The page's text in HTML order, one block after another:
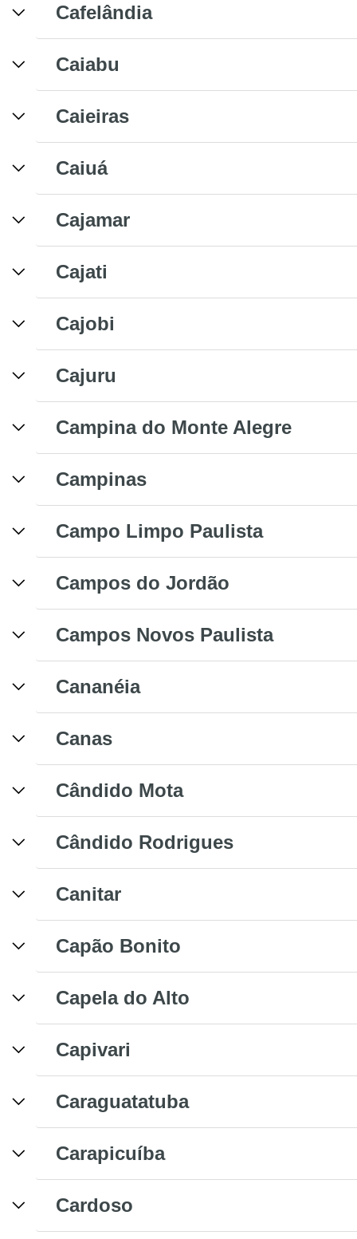
Cafelândia
Caiabu
Caieiras
Caiuá
Cajamar
Cajati
Cajobi
Cajuru
Campina do Monte Alegre
Campinas
Campo Limpo Paulista
Campos do Jordão
Campos Novos Paulista
Cananéia
Canas
Cândido Mota
Cândido Rodrigues
Canitar
Capão Bonito
Capela do Alto
Capivari
Caraguatatuba
Carapicuíba
Cardoso